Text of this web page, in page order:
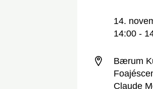
14.
14:00 -
Bærum Kulturhus,
Claude